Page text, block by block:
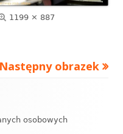
Pełny
1199 × 887
Następny obrazek
osobowych